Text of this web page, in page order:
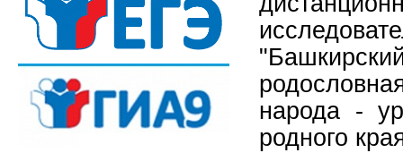
народа -
родного